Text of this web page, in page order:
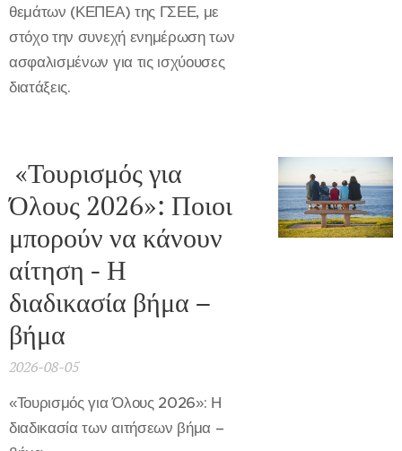
θεμάτων (ΚΕΠΕΑ) της ΓΣΕΕ, με
στόχο την συνεχή ενημέρωση των
ασφαλισμένων για τις ισχύουσες
διατάξεις.
«Τουρισμός για
Όλους 2026»: Ποιοι
μπορούν να κάνουν
αίτηση - Η
διαδικασία βήμα –
βήμα
2026-08-05
«Τουρισμός για Όλους 2026»: Η
διαδικασία των αιτήσεων βήμα –